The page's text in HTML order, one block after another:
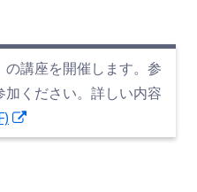
の講座を開催します。参
ください。詳しい内容
し